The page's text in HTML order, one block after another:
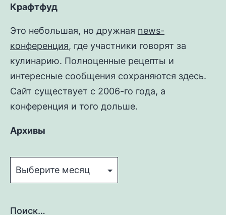
Крафтфуд
Это небольшая, но дружная news-
конференция, где участники говорят за
кулинарию. Полноценные рецепты и
интересные сообщения сохраняются здесь.
Сайт существует с 2006-го года, а
конференция и того дольше.
Архивы
Поиск…